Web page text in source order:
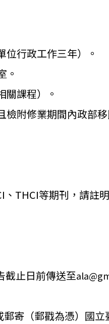
行政工作三年）。
。
關課程）。
檢附修業期間內政部
THCI等期刊， 請註
截止日前傳送至
郵寄（郵戳為憑）國